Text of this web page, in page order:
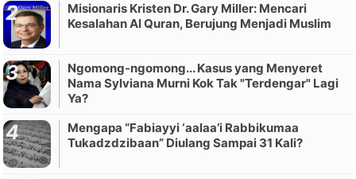
Misionaris Kristen Dr. Gary Miller: Mencari
Kesalahan Al Quran, Berujung Menjadi Muslim
Ngomong-ngomong... Kasus yang Menyeret
Nama Sylviana Murni Kok Tak "Terdengar" Lagi
Ya?
Mengapa “Fabiayyi ‘aalaa’i Rabbikumaa
Tukadzdzibaan” Diulang Sampai 31 Kali?